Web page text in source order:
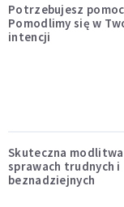
Potrzebujesz
Pomodlimy się w
intencji
Skuteczna
sprawach trudnych i
beznadziejnych